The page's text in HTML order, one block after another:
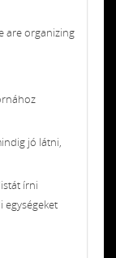
are organizing
jó látni,
írni
egységeket